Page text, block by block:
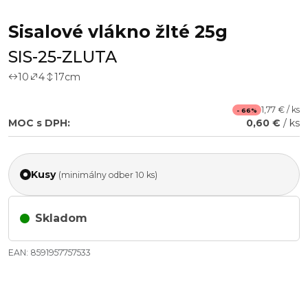
Sisalové vlákno žlté 25g
SIS-25-ZLUTA
10 4 17cm
- 66% 1,77 € / ks
MOC s DPH: 0,60 € / ks
Kusy (minimálny odber 10 ks)
Skladom
EAN: 8591957757533